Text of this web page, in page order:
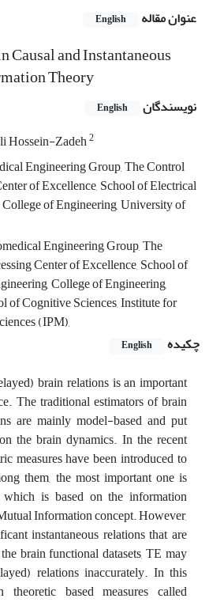
عنوان مقاله English
and Instantaneous
Theory
نویسندگان English
Hossein-Zadeh2
Engineering Group, The Control
of Excellence, School of Electrical
of Engineering, University of
Engineering Group, The
Center of Excellence, School of
College of Engineering,
of Cognitive Sciences, Institute for
(IPM),
چکیده
English
brain relations is an important
The traditional estimators of brain
are mainly model-based and put
the brain dynamics. In the recent
measures have been introduced to
them, the most important one is
is based on the information
Information concept. However,
instantaneous relations that are
brain functional datasets, TE may
relations inaccurately. In this
theoretic based measures called